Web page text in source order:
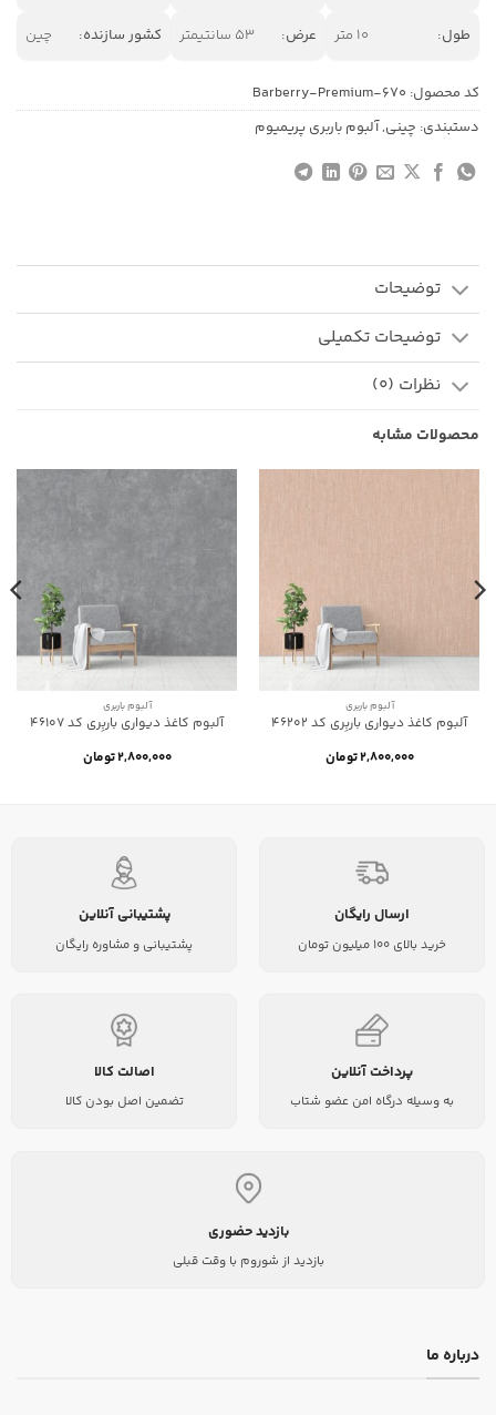
طول: 10 متر عرض: 53 سانتیمتر کشور سازنده: چین
کد محصول: Barberry-Premium-670
دستبندی: چینی,آلبوم باربری پریمیوم
توضیحات
توضیحات تکمیلی
نظرات (0)
محصولات مشابه
آلبوم باربری
آلبوم کاغذ دیواری باربِری کد 46202
۲,۸۰۰,۰۰۰تومان
آلبوم باربری
آلبوم کاغذ دیواری باربِری کد 46107
۲,۸۰۰,۰۰۰تومان
ارسال رایگان
خرید بالای 100 میلیون تومان
پشتیبانی آنلاین
پشتیبانی و مشاوره رایگان
پرداخت آنلاین
به وسیله درگاه امن عضو شتاب
اصالت کالا
تضمین اصل بودن کالا
بازدید حضوری
بازدید از شوروم با وقت قبلی
درباره ما